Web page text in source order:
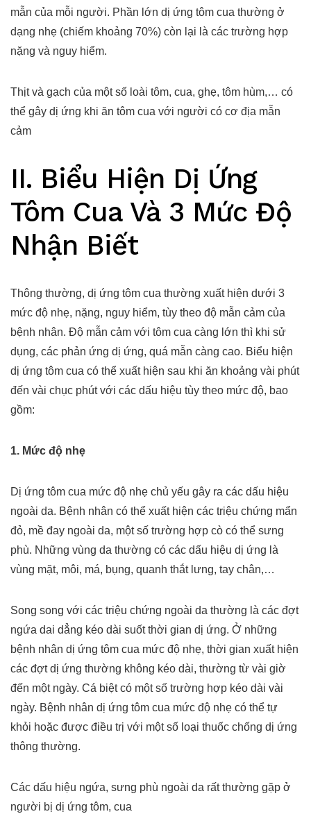
mẫn của mỗi người. Phần lớn dị ứng tôm cua thường ở
dạng nhẹ (chiếm khoảng 70%) còn lại là các trường hợp
nặng và nguy hiểm.
Thịt và gạch của một số loài tôm, cua, ghẹ, tôm hùm,… có
thể gây dị ứng khi ăn tôm cua với người có cơ địa mẫn
cảm
II. Biểu Hiện Dị Ứng
Tôm Cua Và 3 Mức Độ
Nhận Biết
Thông thường, dị ứng tôm cua thường xuất hiện dưới 3
mức độ nhẹ, nặng, nguy hiểm, tùy theo độ mẫn cảm của
bệnh nhân. Độ mẫn cảm với tôm cua càng lớn thì khi sử
dụng, các phản ứng dị ứng, quá mẫn càng cao. Biểu hiện
dị ứng tôm cua có thể xuất hiện sau khi ăn khoảng vài phút
đến vài chục phút với các dấu hiệu tùy theo mức độ, bao
gồm:
1. Mức độ nhẹ
Dị ứng tôm cua mức độ nhẹ chủ yếu gây ra các dấu hiệu
ngoài da. Bệnh nhân có thể xuất hiện các triệu chứng mẩn
đỏ, mề đay ngoài da, một số trường hợp cò có thể sưng
phù. Những vùng da thường có các dấu hiệu dị ứng là
vùng mặt, môi, má, bụng, quanh thắt lưng, tay chân,…
Song song với các triệu chứng ngoài da thường là các đợt
ngứa dai dẳng kéo dài suốt thời gian dị ứng. Ở những
bệnh nhân dị ứng tôm cua mức độ nhẹ, thời gian xuất hiện
các đợt dị ứng thường không kéo dài, thường từ vài giờ
đến một ngày. Cá biệt có một số trường hợp kéo dài vài
ngày. Bệnh nhân dị ứng tôm cua mức độ nhẹ có thể tự
khỏi hoặc được điều trị với một số loại thuốc chống dị ứng
thông thường.
Các dấu hiệu ngứa, sưng phù ngoài da rất thường gặp ở
người bị dị ứng tôm, cua